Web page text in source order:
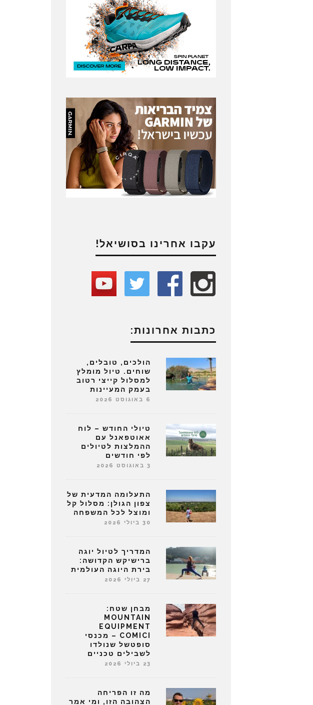
עקבו אחרינו בסושיאל!
כתבות אחרונות:
הולכים, טובלים,
שוחים. טיול מומלץ
למסלול קייצי רטוב
בעמק המעיינות
6 באוגוסט 2026
טיולי החודש – לוח
אאוטפאנל עם
ההמלצות לטיולים
לפי חודשים
3 באוגוסט 2026
התעלומה המדעית של
צפון הגולן: מסלול קל
ומוצל לכל המשפחה
30 ביולי 2026
המדריך לטיול יוגה
ברישיקש הקדושה:
בירת היוגה העולמית
27 ביולי 2026
מבחן שטח:
MOUNTAIN
EQUIPMENT
COMICI – מכנסי
סופטשל שנולדו
לשבילים טכניים
23 ביולי 2026
מה זו הפריחה
הצהובה הזו, ומי אמר